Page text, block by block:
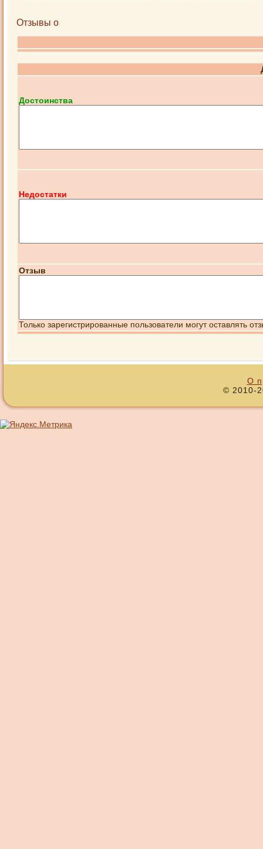
Отзывы о
Достоинства
Недостатки
Отзыв
Только зарегистрированные пользователи могут оставлять
О
© 2010-